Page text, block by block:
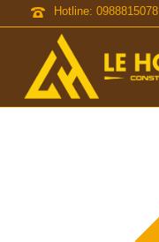
Hotline: 0988815078